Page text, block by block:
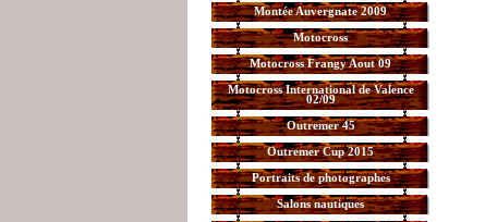
Montée Auvergnate 2009
Motocross
Motocross Frangy Aout 09
Motocross International de Valence
02/09
Outremer 45
Outremer Cup 2015
Portraits de photographes
Salons nautiques